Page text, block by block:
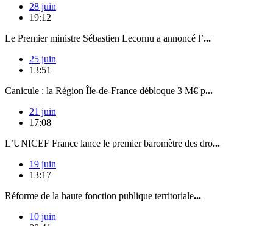
28 juin
19:12
Le Premier ministre Sébastien Lecornu a annoncé l’...
25 juin
13:51
Canicule : la Région Île-de-France débloque 3 M€ p...
21 juin
17:08
L’UNICEF France lance le premier baromètre des dro...
19 juin
13:17
Réforme de la haute fonction publique territoriale...
10 juin